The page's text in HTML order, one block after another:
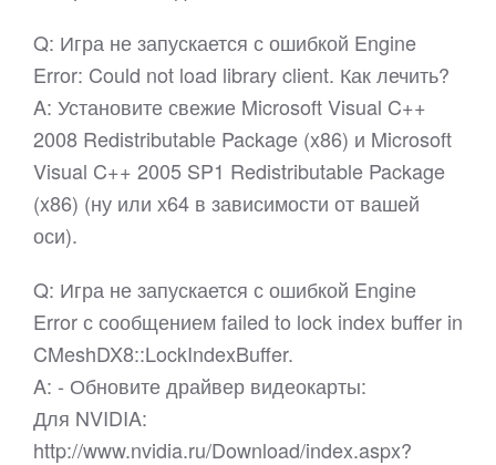
Q: Игра не запускается с ошибкой Engine
Error: Could not load library client. Как лечить?
A: Установите свежие Microsoft Visual C++
2008 Redistributable Package (x86) и Microsoft
Visual C++ 2005 SP1 Redistributable Package
(x86) (ну или х64 в зависимости от вашей
оси).
Q: Игра не запускается с ошибкой Engine
Error с сообщением failed to lock index buffer in
CMeshDX8::LockIndexBuffer.
A: - Обновите драйвер видеокарты:
Для NVIDIA:
http://www.nvidia.ru/Download/index.aspx?